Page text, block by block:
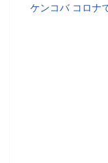
ケンコバ コロナ